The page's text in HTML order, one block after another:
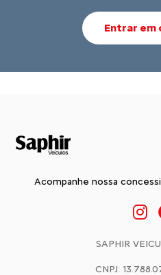
Entrar
Acompanhe nossa
SAPHIR
CNPJ: